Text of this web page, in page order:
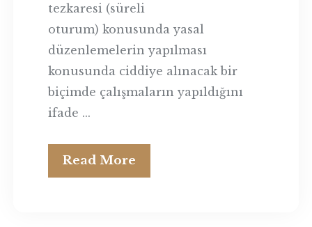
tezkaresi (süreli
oturum) konusunda yasal
düzenlemelerin yapılması
konusunda ciddiye alınacak bir
biçimde çalışmaların yapıldığını
ifade ...
Read More